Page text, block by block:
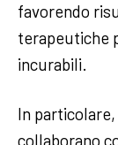
favorendo
terapeutiche
incurabili.
In particolare,
collaborano